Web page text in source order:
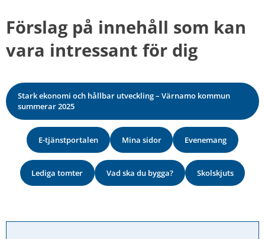
Förslag på innehåll som kan
vara intressant för dig
Stark ekonomi och hållbar utveckling – Värnamo kommun
summerar 2025
E-tjänstportalen Mina sidor Evenemang
Lediga tomter Vad ska du bygga? Skolskjuts